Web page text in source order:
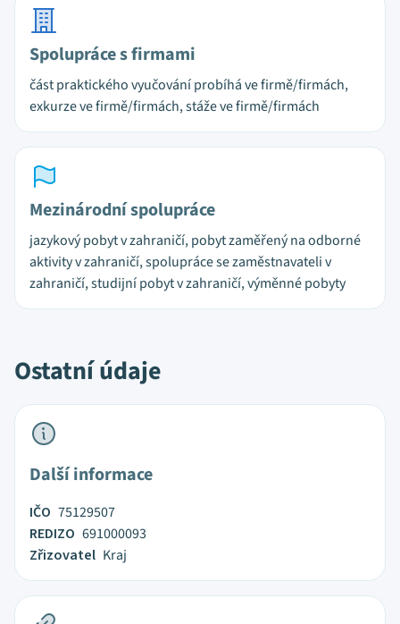
Spolupráce s firmami
část praktického vyučování probíhá ve firmě/firmách,
exkurze ve firmě/firmách, stáže ve firmě/firmách
Mezinárodní spolupráce
jazykový pobyt v zahraničí, pobyt zaměřený na odborné
aktivity v zahraničí, spolupráce se zaměstnavateli v
zahraničí, studijní pobyt v zahraničí, výměnné pobyty
Ostatní údaje
Další informace
IČO 75129507
REDIZO 691000093
Zřizovatel Kraj